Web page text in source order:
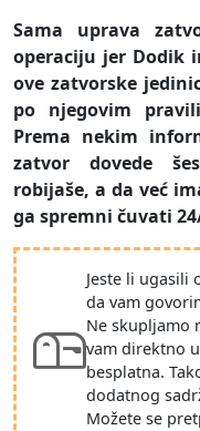
Sama uprava
operaciju jer Dodik
ove zatvorske
po njegovim
Prema nekim
zatvor dovede
robijaše, a da već
ga spremni čuvati
Jeste li ugasili
da vam
Ne skupljamo
vam direktno
besplatna.
dodatnog
Možete se